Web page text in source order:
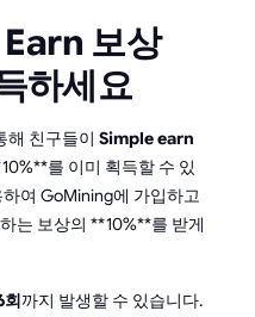
보상
하세요
해 친구들이 Simple earn
를 이미 획득할 수 있
여 GoMining에 가입하고
는 보상의 **10%**를 받게
회까지 발생할 수 있습니다.